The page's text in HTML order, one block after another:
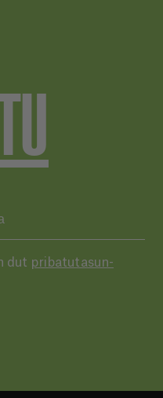
dut pribatutasun-